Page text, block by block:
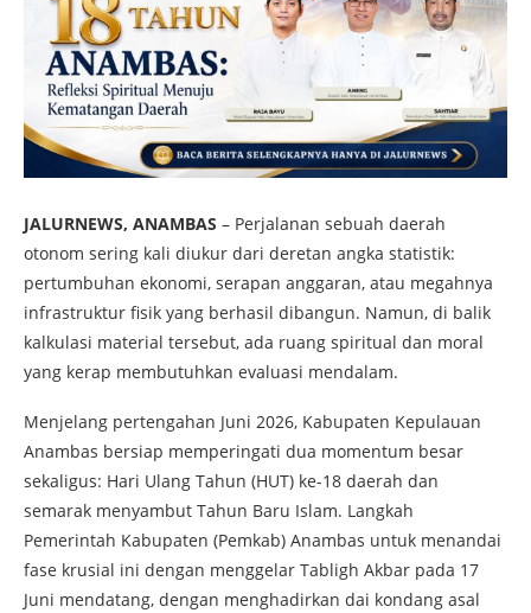
JALURNEWS, ANAMBAS – Perjalanan sebuah daerah
otonom sering kali diukur dari deretan angka statistik:
pertumbuhan ekonomi, serapan anggaran, atau megahnya
infrastruktur fisik yang berhasil dibangun. Namun, di balik
kalkulasi material tersebut, ada ruang spiritual dan moral
yang kerap membutuhkan evaluasi mendalam.
Menjelang pertengahan Juni 2026, Kabupaten Kepulauan
Anambas bersiap memperingati dua momentum besar
sekaligus: Hari Ulang Tahun (HUT) ke-18 daerah dan
semarak menyambut Tahun Baru Islam. Langkah
Pemerintah Kabupaten (Pemkab) Anambas untuk menandai
fase krusial ini dengan menggelar Tabligh Akbar pada 17
Juni mendatang, dengan menghadirkan dai kondang asal